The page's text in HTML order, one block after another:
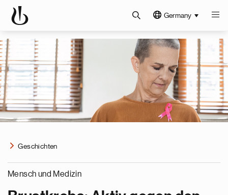
Germany
Geschichten
Mensch und Medizin